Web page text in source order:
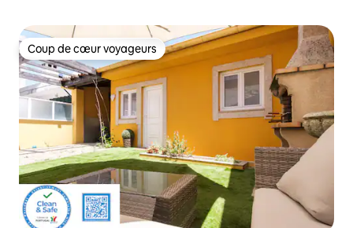
Coup de cœur voyageurs
Coup de cœur voyageurs